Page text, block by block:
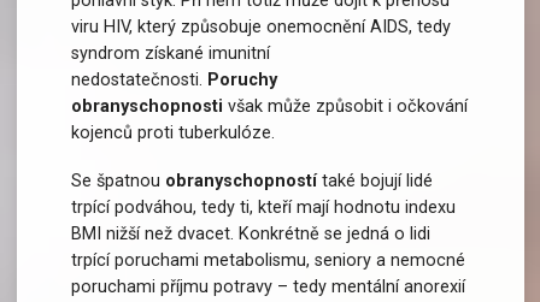
viru HIV, který způsobuje onemocnění AIDS, tedy
syndrom získané imunitní
nedostatečnosti. Poruchy
obranyschopnosti však může způsobit i očkování
kojenců proti tuberkulóze.
Se špatnou obranyschopnostítaké bojují lidé
trpící podváhou, tedy ti, kteří mají hodnotu indexu
BMI nižší než dvacet. Konkrétně se jedná o lidi
trpící poruchami metabolismu, seniory a nemocné
poruchami příjmu potravy – tedy mentální anorexií